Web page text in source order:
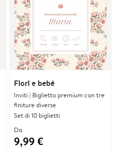
Fiori e bebè
Inviti | Biglietto premium con tre
finiture diverse
Set di 10 biglietti
Da
9,99 €